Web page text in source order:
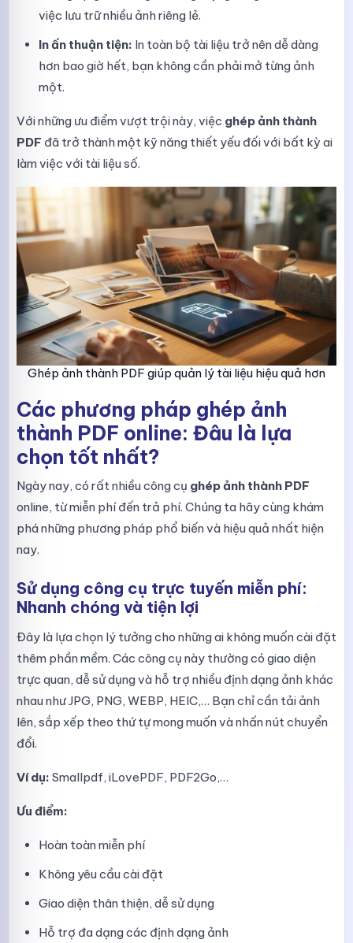
việc lưu trữ nhiều ảnh riêng lẻ.
In ấn thuận tiện: In toàn bộ tài liệu trở nên dễ dàng
hơn bao giờ hết, bạn không cần phải mở từng ảnh
một.
Với những ưu điểm vượt trội này, việc ghép ảnh thành
PDF đã trở thành một kỹ năng thiết yếu đối với bất kỳ ai
làm việc với tài liệu số.
Ghép ảnh thành PDF giúp quản lý tài liệu hiệu quả hơn
Các phương pháp ghép ảnh
thành PDF online: Đâu là lựa
chọn tốt nhất?
Ngày nay, có rất nhiều công cụ ghép ảnh thành PDF
online, từ miễn phí đến trả phí. Chúng ta hãy cùng khám
phá những phương pháp phổ biến và hiệu quả nhất hiện
nay.
Sử dụng công cụ trực tuyến miễn phí:
Nhanh chóng và tiện lợi
Đây là lựa chọn lý tưởng cho những ai không muốn cài đặt
thêm phần mềm. Các công cụ này thường có giao diện
trực quan, dễ sử dụng và hỗ trợ nhiều định dạng ảnh khác
nhau như JPG, PNG, WEBP, HEIC,… Bạn chỉ cần tải ảnh
lên, sắp xếp theo thứ tự mong muốn và nhấn nút chuyển
đổi.
Ví dụ: Smallpdf, iLovePDF, PDF2Go,…
Ưu điểm:
Hoàn toàn miễn phí
Không yêu cầu cài đặt
Giao diện thân thiện, dễ sử dụng
Hỗ trợ đa dạng các định dạng ảnh